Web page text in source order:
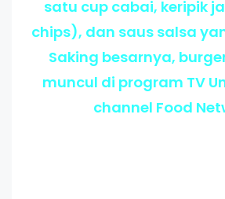
satu cup cabai, keripik
chips), dan saus salsa
Saking besarnya,
muncul di program TV
channel Food